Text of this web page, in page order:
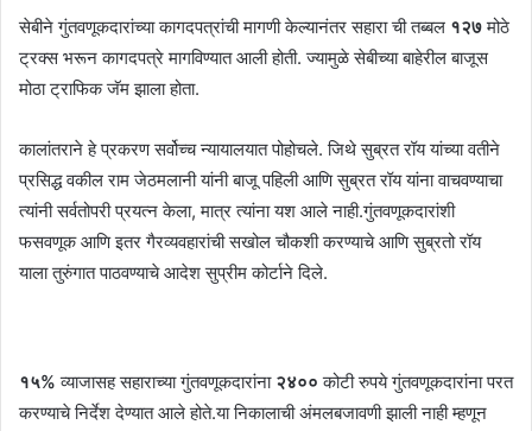
सेबीने गुंतवणूकदारांच्या कागदपत्रांची मागणी केल्यानंतर सहारा ची तब्बल १२७मोठे
ट्रक्स भरून कागदपत्रे मागविण्यात आली होती. ज्यामुळे सेबीच्या बाहेरील बाजूस
मोठा ट्राफिक जॅम झाला होता.
कालांतराने हे प्रकरण सर्वोच्च न्यायालयात पोहोचले. जिथे सुब्रत रॉय यांच्या वतीने
प्रसिद्ध वकील राम जेठमलानी यांनी बाजू पहिली आणि सुब्रत रॉय यांना वाचवण्याचा
त्यांनी सर्वतोपरी प्रयत्न केला, मात्र त्यांना यश आले नाही.गुंतवणूकदारांशी
फसवणूक आणि इतर गैरव्यवहारांची सखोल चौकशी करण्याचे आणि सुब्रतो रॉय
याला तुरुंगात पाठवण्याचे आदेश सुप्रीम कोर्टाने दिले.
१५%व्याजासह सहाराच्या गुंतवणूकदारांना २४००कोटी रुपये गुंतवणूकदारांना परत
करण्याचे निर्देश देण्यात आले होते.या निकालाची अंमलबजावणी झाली नाही म्हणून